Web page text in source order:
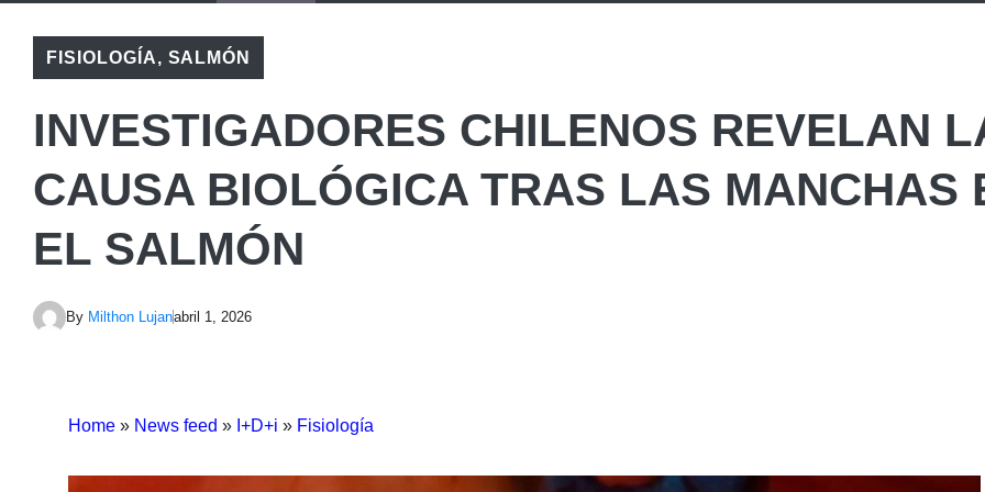
FISIOLOGÍA, SALMÓN
INVESTIGADORES CHILENOS REVELAN
CAUSA BIOLÓGICA TRAS LAS MANCHAS
EL SALMÓN
By Milthon Lujanabril 1, 2026
Home » News feed » I+D+i » Fisiología